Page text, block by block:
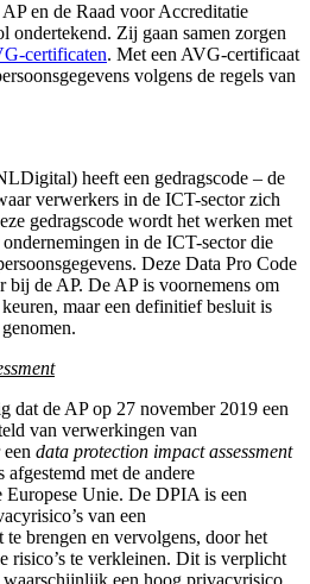
en de Raad voor Accreditatie
Zij gaan samen zorgen
certificaten. Met een AVG-certificaat
volgens de regels van
heeft een gedragscode – de
verwerkers in de ICT-sector zich
gedragscode wordt het werken met
in de ICT-sector die
Deze Data Pro Code
bij de AP. De AP is voornemens om
maar een definitief besluit is
dat de AP op 27 november 2019 een
van verwerkingen van
data protection impact assessment
met de andere
Unie. De DPIA is een
van een
brengen en vervolgens, door het
risico’s te verkleinen. Dit is verplicht